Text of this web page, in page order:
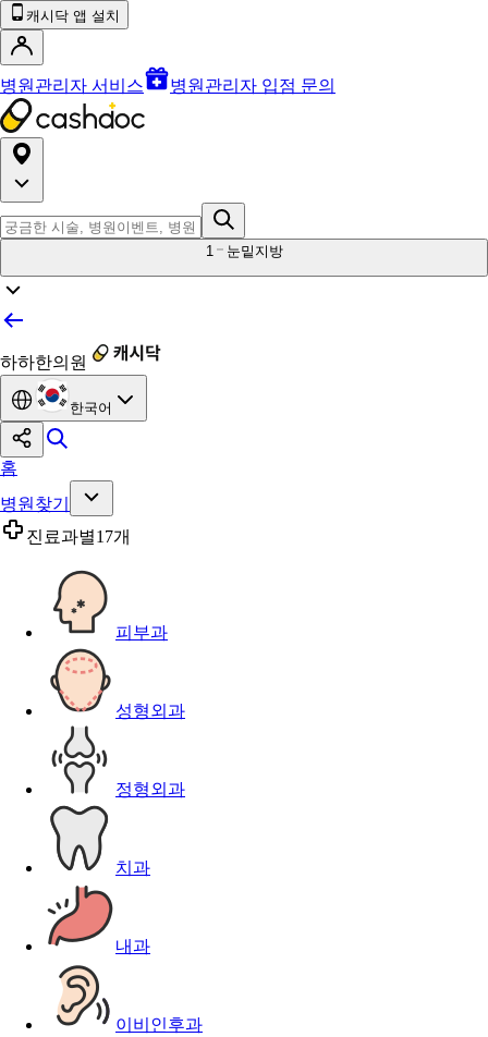
캐시닥 앱 설치
병원관리자 서비스 병원관리자 입점 문의
1 눈밑지방
하하한의원
한국어
홈
병원찾기
진료과별17개
피부과
성형외과
정형외과
치과
내과
이비인후과